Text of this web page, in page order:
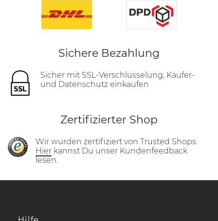
Sichere Bezahlung
Sicher mit SSL-Verschlüsselung, Käufer-
und Datenschutz einkaufen
Zertifizierter Shop
Wir wurden zertifiziert von Trusted Shops.
Hier kannst Du unser Kundenfeedback
lesen.